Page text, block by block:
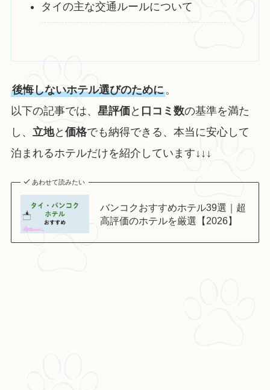
タイの主な交通ルールについて
後悔しないホテル選びのために。
以下の記事では、 星評価と 口コミ数の基準を満た
し、 立地と 価格でも納得できる、本当に安心して
泊まれるホテルだけを紹介しています↓↓↓
あわせて読みたい
バンコクおすすめホテル39選｜超
高評価のホテルを厳選【2026】